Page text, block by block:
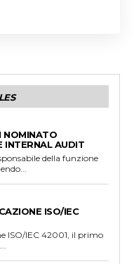
NOMINATO
INTERNAL AUDIT
della funzione
ISO/IEC
ISO/IEC 42001, il primo